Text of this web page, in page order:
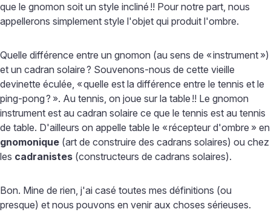
que le gnomon soit un style incliné !! Pour notre part, nous
appellerons simplement style l'objet qui produit l'ombre.
Quelle différence entre un gnomon (au sens de «instrument »)
et un cadran solaire? Souvenons-nous de cette vieille
devinette éculée, «quelle est la différence entre le tennis et le
ping-pong? ». Au tennis, on joue sur la table !! Le gnomon
instrument est au cadran solaire ce que le tennis est au tennis
de table. D'ailleurs on appelle table le «récepteur d'ombre » en
gnomonique (art de construire des cadrans solaires) ou chez
les cadranistes (constructeurs de cadrans solaires).
Bon. Mine de rien, j'ai casé toutes mes définitions (ou
presque) et nous pouvons en venir aux choses sérieuses.